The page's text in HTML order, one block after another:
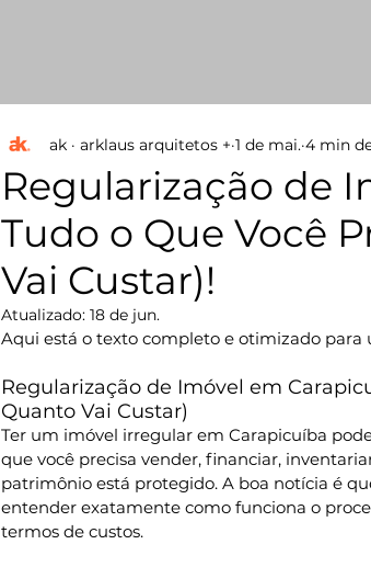
Regularização de
Tudo o Que Você
Vai Custar)!
ak · arklaus arquitetos + 1 de mai. 4 min
Atualizado: 18 de jun.
Aqui está o texto completo e otimizado para
Regularização de Imóvel em
Quanto Vai Custar)
Ter um imóvel irregular em Carapicuíba
que você precisa vender, financiar,
patrimônio está protegido. A boa notícia é
entender exatamente como funciona o
termos de custos.